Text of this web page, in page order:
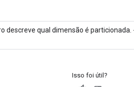
descreve qual dimensão é
Isso foi útil?